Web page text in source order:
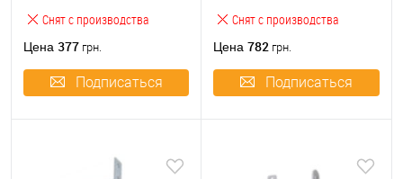
Снят с производства
Цена 377 грн.
Подписаться
Снят с производства
Цена 782 грн.
Подписаться